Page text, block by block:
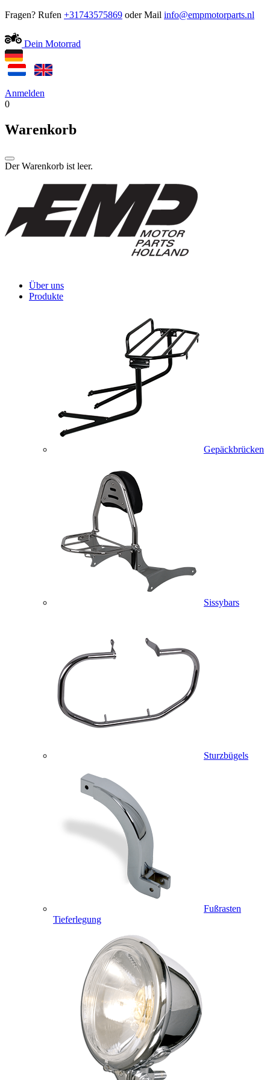
Fragen? Rufen +31743575869 oder Mail
Dein Motorrad
Anmelden
0
Warenkorb
Der Warenkorb ist leer.
Über uns
Produkte
Gepäckbrücken
Sissybars
Sturzbügels
Fußrasten
Tieferlegung